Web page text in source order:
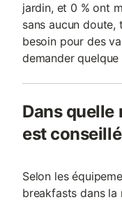
jardin, et 0 % ont
sans aucun doute,
besoin pour des
demander
Dans quelle
est
Selon les
breakfasts dans la